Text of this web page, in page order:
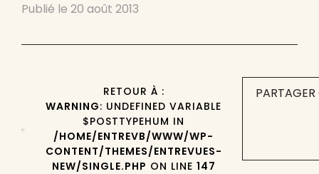
Publié le 20 août 2013
RETOUR À :
WARNING: UNDEFINED VARIABLE
$POSTTYPEHUM IN
/HOME/ENTREVB/WWW/WP-
CONTENT/THEMES/ENTREVUES-
NEW/SINGLE.PHP ON LINE 147